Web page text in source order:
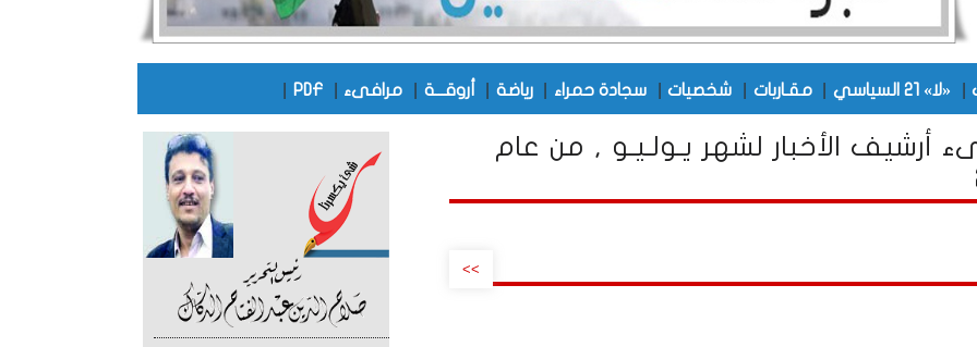
«لا» 21 السياسي مقـاربات شخصيات سجادة حمراء رياضة أروقـــة مرافىء PDF
أرشيف الأخبار لشهر يـولـيـو , من عام
>>